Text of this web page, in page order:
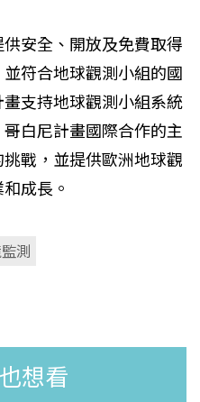
安全、開放及免費取得
符合地球觀測小組的國
支持地球觀測小組系統
白尼計畫國際合作的主
戰，並提供歐洲地球觀
成長。
測
想看